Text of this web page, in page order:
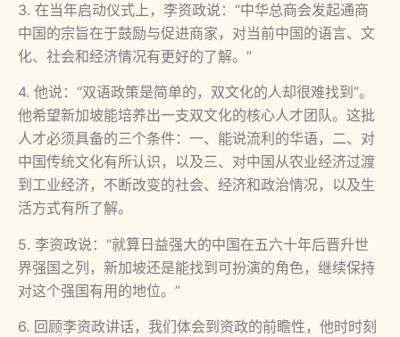
3. 在当年启动仪式上，李资政说：“中华总商会发起通商
中国的宗旨在于鼓励与促进商家，对当前中国的语言、文
化、社会和经济情况有更好的了解。”
4. 他说：“双语政策是简单的，双文化的人却很难找到”。
他希望新加坡能培养出一支双文化的核心人才团队。这批
人才必须具备的三个条件：一、能说流利的华语，二、对
中国传统文化有所认识，以及三、对中国从农业经济过渡
到工业经济，不断改变的社会、经济和政治情况，以及生
活方式有所了解。
5. 李资政说：“就算日益强大的中国在五六十年后晋升世
界强国之列，新加坡还是能找到可扮演的角色，继续保持
对这个强国有用的地位。”
6. 回顾李资政讲话，我们体会到资政的前瞻性，他时时刻